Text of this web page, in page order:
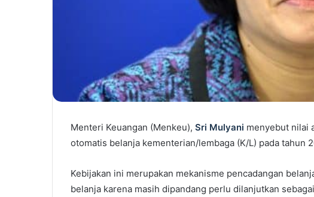
Menteri Keuangan (Menkeu), Sri Mulyani menyebut nilai
otomatis belanja kementerian/lembaga (K/L) pada tahun
Kebijakan ini merupakan mekanisme pencadangan
belanja karena masih dipandang perlu dilanjutkan